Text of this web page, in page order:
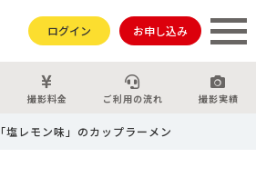
ログイン お申し込み
撮影料金 ご利用の流れ 撮影実績
「塩レモン味」のカップラーメン